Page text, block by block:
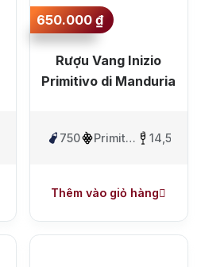
650.000₫
Rượu Vang Inizio
Primitivo di Manduria
750mlPrimitivo 14,5%
Thêm vào giỏ hàng